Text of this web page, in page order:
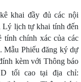
khai đầy đủ các nội
Lý lịch tự khai tính đến
tính chính xác của các
Mẫu Phiếu đăng ký dự
kèm với Thông báo
tối cao tại địa chỉ: